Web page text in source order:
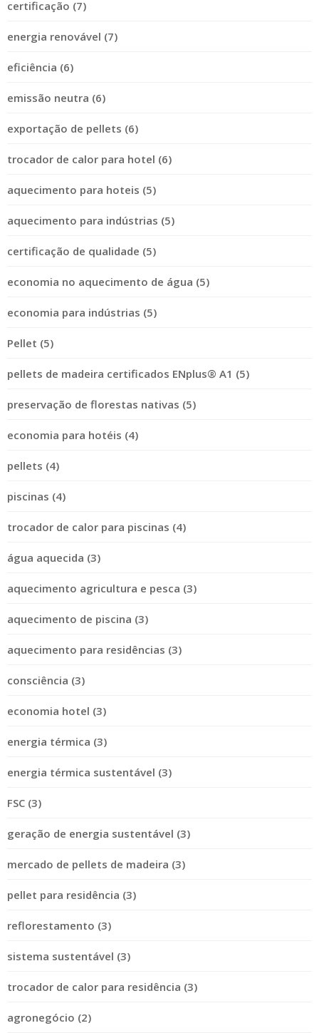
certificação (7)
energia renovável (7)
eficiência (6)
emissão neutra (6)
exportação de pellets (6)
trocador de calor para hotel (6)
aquecimento para hoteis (5)
aquecimento para indústrias (5)
certificação de qualidade (5)
economia no aquecimento de água (5)
economia para indústrias (5)
Pellet (5)
pellets de madeira certificados ENplus® A1 (5)
preservação de florestas nativas (5)
economia para hotéis (4)
pellets (4)
piscinas (4)
trocador de calor para piscinas (4)
água aquecida (3)
aquecimento agricultura e pesca (3)
aquecimento de piscina (3)
aquecimento para residências (3)
consciência (3)
economia hotel (3)
energia térmica (3)
energia térmica sustentável (3)
FSC (3)
geração de energia sustentável (3)
mercado de pellets de madeira (3)
pellet para residência (3)
reflorestamento (3)
sistema sustentável (3)
trocador de calor para residência (3)
agronegócio (2)